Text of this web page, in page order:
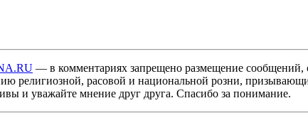
— в комментариях запрещено размещение
религиозной, расовой и национальной розни,
и уважайте мнение друг друга. Спасибо за понимание.